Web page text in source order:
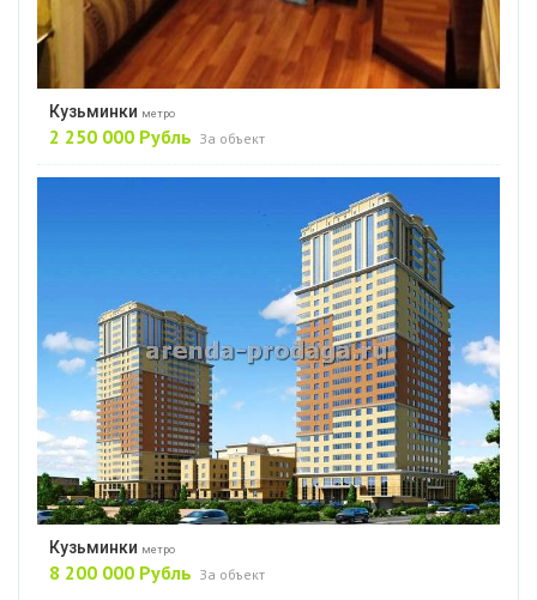
Кузьминки метро
2 250 000 Рубль За объект
Кузьминки метро
8 200 000 Рубль За объект